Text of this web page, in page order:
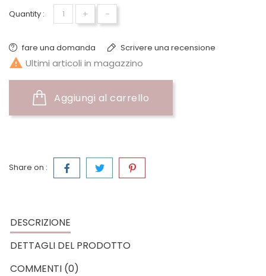
Quantity : + -
fare una domanda Scrivere una recensione
 Ultimi articoli in magazzino
Aggiungi al carrello
Share on :
DESCRIZIONE
DETTAGLI DEL PRODOTTO
COMMENTI (0)